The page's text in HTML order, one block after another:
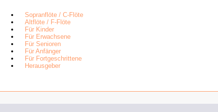
Sopranflöte / C-Flöte
Altflöte / F-Flöte
Für Kinder
Für Erwachsene
Für Senioren
Für Anfänger
Für Fortgeschrittene
Herausgeber